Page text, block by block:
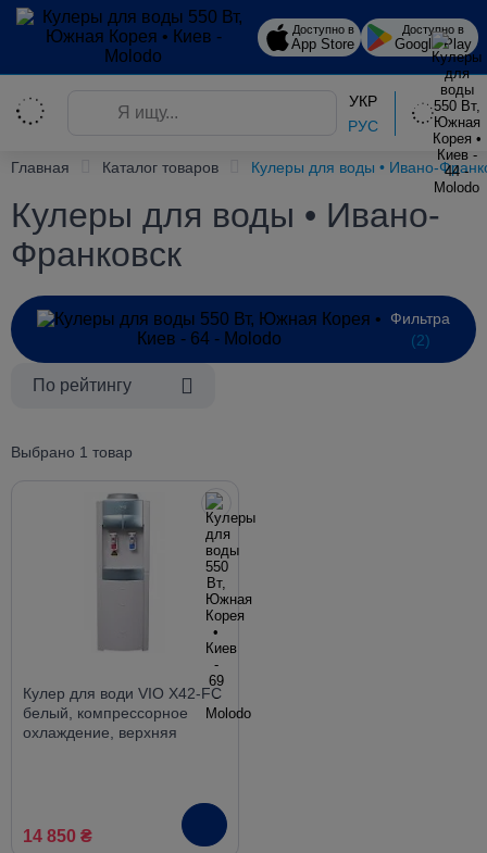
Доступно в
App Store
Доступно в
Google Play
УКР
РУС
Главная Каталог товаров Кулеры для воды • Ивано-
Кулеры для воды • Ивано-
Франковск
Фильтра
(2)
По рейтингу
Выбрано 1 товар
Кулер для води VIO X42-FC
белый, компрессорное
охлаждение, верхняя
14 850 ₴